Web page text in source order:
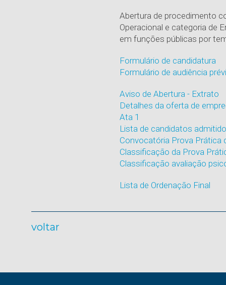
Abertura de procedimento
Operacional e categoria de
em funções públicas por
Formulário de candidatura
Formulário de audiência
Aviso de Abertura - Extrato
Detalhes da oferta de
Ata 1
Lista de candidatos
Convocatória Prova Prática
Classificação da Prova
Classificação avaliação
Lista de Ordenação Final
voltar